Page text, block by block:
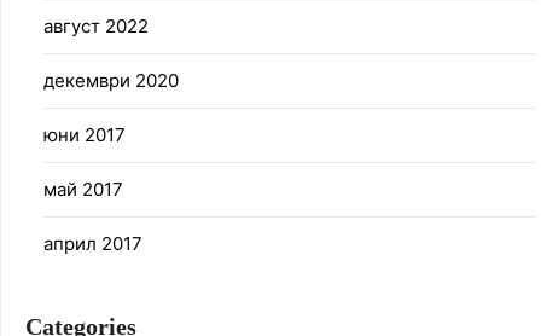
август 2022
декември 2020
юни 2017
май 2017
април 2017
Categories